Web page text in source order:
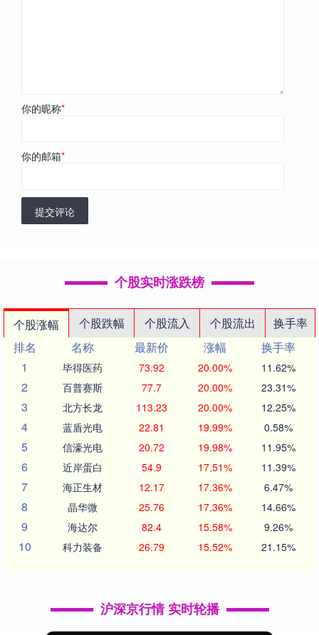
你的昵称*
你的邮箱*
提交评论
个股实时涨跌榜
个股涨幅 个股跌幅 个股流入 个股流出
换手率
排名
名称 最新价 涨幅
换手率
1
毕得医药 73.92 20.00% 11.62%
2 百普赛斯 77.7 20.00% 23.31%
3 北方长龙 113.23 20.00% 12.25%
4 蓝盾光电 22.81 19.99% 0.58%
5 信濠光电 20.72 19.98% 11.95%
6 近岸蛋白 54.9 17.51% 11.39%
7 海正生材 12.17 17.36% 6.47%
8 晶华微 25.76 17.36% 14.66%
9 海达尔 82.4 15.58% 9.26%
10 科力装备 26.79 15.52% 21.15%
沪深京行情 实时轮播